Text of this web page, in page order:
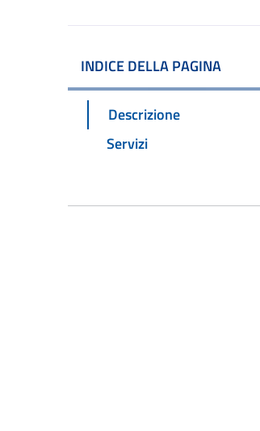
INDICE DELLA PAGINA
Descrizione
Servizi